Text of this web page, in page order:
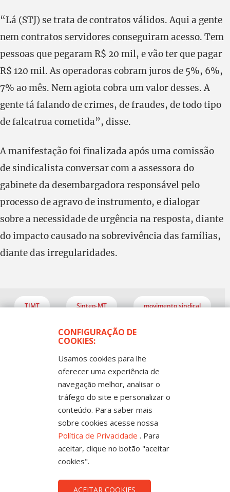
CONFIGURAÇÃO DE
COOKIES:
Usamos cookies para lhe
oferecer uma experiência de
navegação melhor, analisar o
tráfego do site e personalizar o
conteúdo. Para saber mais
sobre cookies acesse nossa
Política de Privacidade . Para
aceitar, clique no botão "aceitar
cookies".
ACEITAR COOKIES
“Lá (STJ) se trata de contratos válidos. Aqui a gente
nem contratos servidores conseguiram acesso. Tem
pessoas que pegaram R$ 20 mil, e vão ter que pagar
R$ 120 mil. As operadoras cobram juros de 5%, 6%,
7% ao mês. Nem agiota cobra um valor desses. A
gente tá falando de crimes, de fraudes, de todo tipo
de falcatrua cometida”, disse.
A manifestação foi finalizada após uma comissão
de sindicalista conversar com a assessora do
gabinete da desembargadora responsável pelo
processo de agravo de instrumento, e dialogar
sobre a necessidade de urgência na resposta, diante
do impacto causado na sobrevivência das famílias,
diante das irregularidades.
TJMT Sintep-MT movimento sindical
fraude nos consignados MT
Todos os Direitos Reservados
Público de Mato Grosso
Rua Mestre João Guimarães, 102 -
Bandeirantes - Cuiabá-MT CEP 78010-170 |
4327